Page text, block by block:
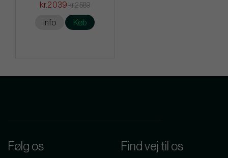
kr.2 039 kr.2 589
Info Køb
Følg os Find vej til os